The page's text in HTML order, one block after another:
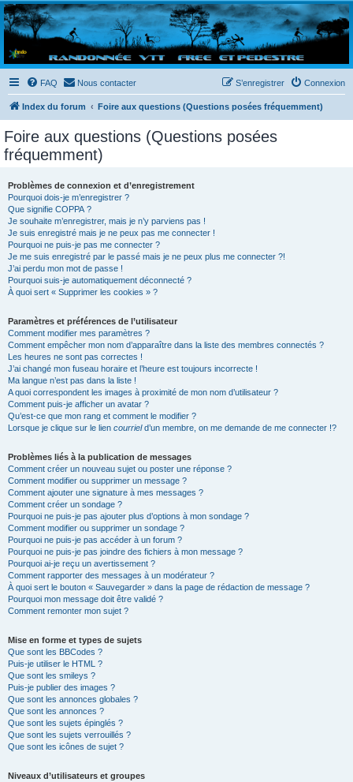
Randovttfree.fr
Bienvenue sur le site des randos vtt et pédestre de Bretagne . Bonne navigation sur le site
et bonnes randos dans l'Ouest !
FAQ Nous contacter Connexion
S’enregistrer
Index du forum Foire aux questions (Questions posées fréquemment)
Foire aux questions (Questions posées
fréquemment)
Problèmes de connexion et d’enregistrement
Pourquoi dois-je m’enregistrer ?
Que signifie COPPA ?
Je souhaite m’enregistrer, mais je n’y parviens pas !
Je suis enregistré mais je ne peux pas me connecter !
Pourquoi ne puis-je pas me connecter ?
Je me suis enregistré par le passé mais je ne peux plus me connecter ?!
J’ai perdu mon mot de passe !
Pourquoi suis-je automatiquement déconnecté ?
À quoi sert « Supprimer les cookies » ?
Paramètres et préférences de l’utilisateur
Comment modifier mes paramètres ?
Comment empêcher mon nom d’apparaître dans la liste des membres connectés ?
Les heures ne sont pas correctes !
J’ai changé mon fuseau horaire et l’heure est toujours incorrecte !
Ma langue n’est pas dans la liste !
A quoi correspondent les images à proximité de mon nom d’utilisateur ?
Comment puis-je afficher un avatar ?
Qu’est-ce que mon rang et comment le modifier ?
Lorsque je clique sur le lien courrield’un membre, on me demande de me connecter !?
Problèmes liés à la publication de messages
Comment créer un nouveau sujet ou poster une réponse ?
Comment modifier ou supprimer un message ?
Comment ajouter une signature à mes messages ?
Comment créer un sondage ?
Pourquoi ne puis-je pas ajouter plus d’options à mon sondage ?
Comment modifier ou supprimer un sondage ?
Pourquoi ne puis-je pas accéder à un forum ?
Pourquoi ne puis-je pas joindre des fichiers à mon message ?
Pourquoi ai-je reçu un avertissement ?
Comment rapporter des messages à un modérateur ?
À quoi sert le bouton « Sauvegarder » dans la page de rédaction de message ?
Pourquoi mon message doit être validé ?
Comment remonter mon sujet ?
Mise en forme et types de sujets
Que sont les BBCodes ?
Puis-je utiliser le HTML ?
Que sont les smileys ?
Puis-je publier des images ?
Que sont les annonces globales ?
Que sont les annonces ?
Que sont les sujets épinglés ?
Que sont les sujets verrouillés ?
Que sont les icônes de sujet ?
Niveaux d’utilisateurs et groupes